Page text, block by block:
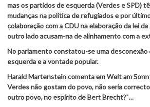
mas os partidos de esquerda (Verdes e SPD)
mudanças na política de refugiados e por
colaboração com a CDUna elaboração da lei
outro lado acusam-na de alinhamento com a
No parlamento constatou-se uma
esquerda e a vontade popular.
Harald Martenstein comenta em Welt am
Verdes não gostam do povo, não seria
outro povo, no espírito de Bert Brecht?”…